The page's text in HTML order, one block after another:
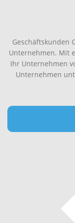
Geschäftskunden
Unternehmen. Mit
Ihr Unternehmen
Unternehmen